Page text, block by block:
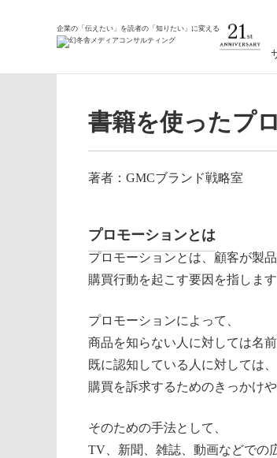
企業の「伝えたい」を読者の「知りたい」に変える
書籍を使ったプ
著者：GMCブランド戦略室
プロモーションとは
プロモーションとは、顧客が製
購買行動を起こす要因を指します
プロモーションによって、
商品を知らない人に対しては名
既に認知している人に対しては、
購買を訴求するためのきっかけ
そのための手法として、
TV、新聞、雑誌、動画などでの